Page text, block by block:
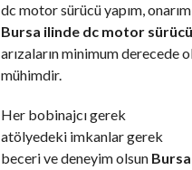
dc motor sürücü yapım,
Bursa ilinde dc motor
arızaların minimum derecede
mühimdir.
Her bobinajcı gerek
atölyedeki imkanlar gerek
beceri ve deneyim olsun Bursa